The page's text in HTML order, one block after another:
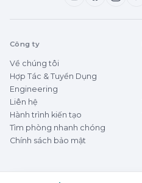
Công ty
Về chúng tôi
Hợp Tác & Tuyển Dụng
Engineering
Liên hệ
Hành trình kiến tạo
Tìm phòng nhanh chóng
Chính sách bảo mật